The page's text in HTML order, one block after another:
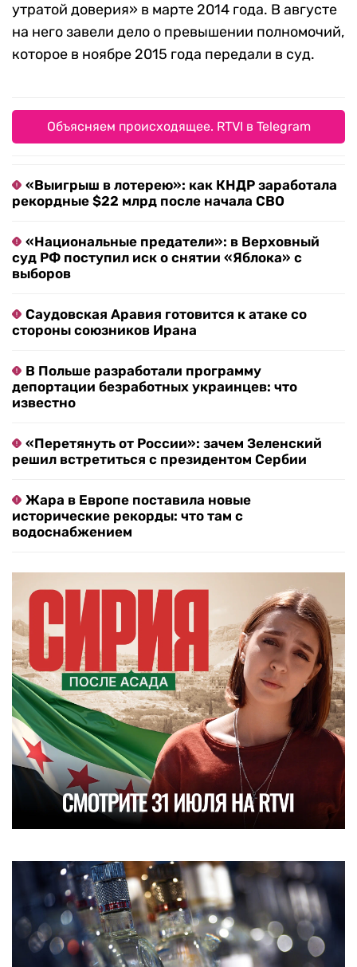
утратой доверия» в марте 2014 года. В августе
на него завели дело о превышении полномочий,
которое в ноябре 2015 года передали в суд.
Объясняем происходящее. RTVI в Telegram
«Выигрыш в лотерею»: как КНДР заработала
рекордные $22 млрд после начала СВО
«Национальные предатели»: в Верховный
суд РФ поступил иск о снятии «Яблока» с
выборов
Саудовская Аравия готовится к атаке со
стороны союзников Ирана
В Польше разработали программу
депортации безработных украинцев: что
известно
«Перетянуть от России»: зачем Зеленский
решил встретиться с президентом Сербии
Жара в Европе поставила новые
исторические рекорды: что там с
водоснабжением